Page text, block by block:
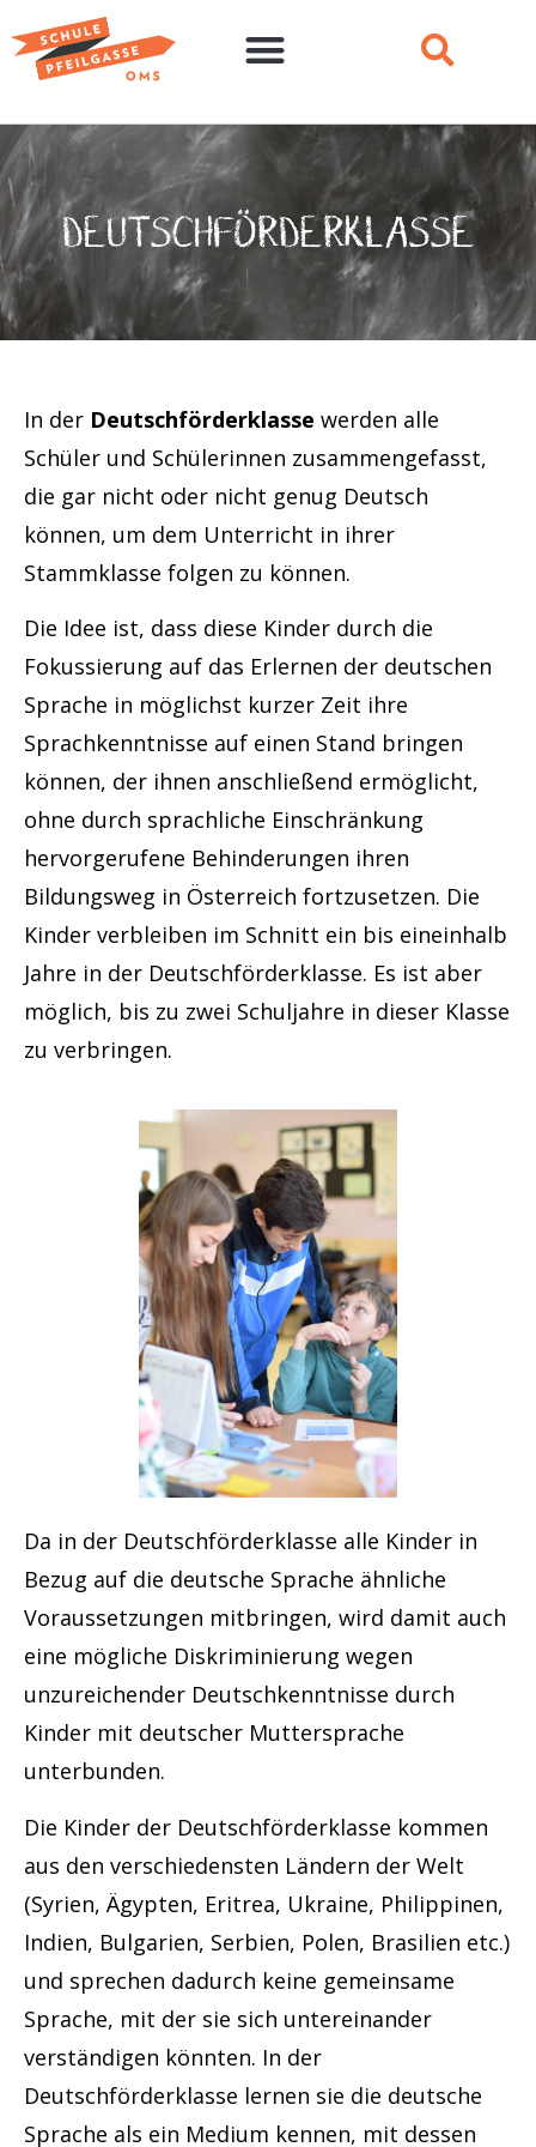
DEUTSCHFÖRDERKLASSE
In der Deutschförderklasse werden alle
Schüler und Schülerinnen zusammengefasst,
die gar nicht oder nicht genug Deutsch
können, um dem Unterricht in ihrer
Stammklasse folgen zu können.
Die Idee ist, dass diese Kinder durch die
Fokussierung auf das Erlernen der deutschen
Sprache in möglichst kurzer Zeit ihre
Sprachkenntnisse auf einen Stand bringen
können, der ihnen anschließend ermöglicht,
ohne durch sprachliche Einschränkung
hervorgerufene Behinderungen ihren
Bildungsweg in Österreich fortzusetzen. Die
Kinder verbleiben im Schnitt ein bis eineinhalb
Jahre in der Deutschförderklasse. Es ist aber
möglich, bis zu zwei Schuljahre in dieser Klasse
zu verbringen.
Da in der Deutschförderklasse alle Kinder in
Bezug auf die deutsche Sprache ähnliche
Voraussetzungen mitbringen, wird damit auch
eine mögliche Diskriminierung wegen
unzureichender Deutschkenntnisse durch
Kinder mit deutscher Muttersprache
unterbunden.
Die Kinder der Deutschförderklasse kommen
aus den verschiedensten Ländern der Welt
(Syrien, Ägypten, Eritrea, Ukraine, Philippinen,
Indien, Bulgarien, Serbien, Polen, Brasilien etc.)
und sprechen dadurch keine gemeinsame
Sprache, mit der sie sich untereinander
verständigen könnten. In der
Deutschförderklasse lernen sie die deutsche
Sprache als ein Medium kennen, mit dessen